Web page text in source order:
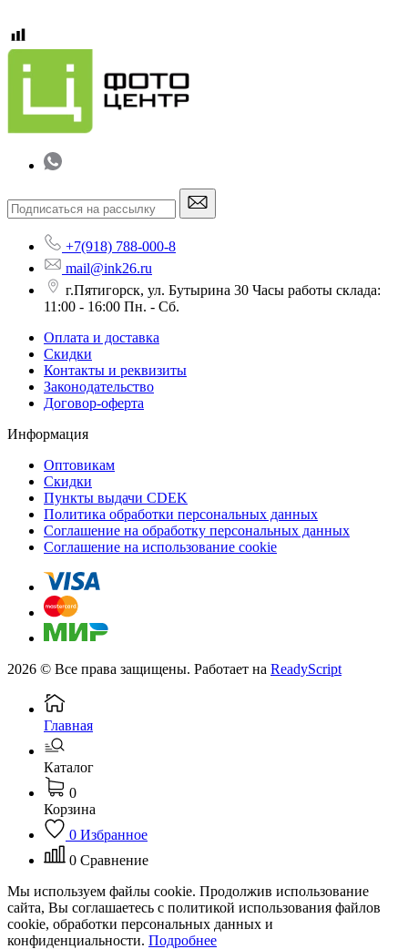
+7(918) 788-000-8
mail@ink26.ru
г.Пятигорск, ул. Бутырина 30 Часы работы склада:
11:00 - 16:00 Пн. - Сб.
Оплата и доставка
Скидки
Контакты и реквизиты
Законодательство
Договор-оферта
Информация
Оптовикам
Скидки
Пункты выдачи CDEK
Политика обработки персональных данных
Соглашение на обработку персональных данных
Соглашение на использование cookie
2026 © Все права защищены. Работает на ReadyScript
Главная
Каталог
0
Корзина
0 Избранное
0 Сравнение
Мы используем файлы cookie. Продолжив использование
сайта, Вы соглашаетесь с политикой использования файлов
cookie, обработки персональных данных и
конфиденциальности. Подробнее